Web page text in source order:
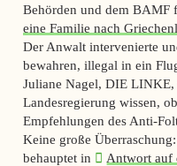
Behörden und dem BAMF
eine Familie nach
Der Anwalt intervenierte
bewahren, illegal in ein
Juliane Nagel, DIE
Landesregierung wissen,
Empfehlungen des Anti-
Keine große
behauptet in
Antwort auf